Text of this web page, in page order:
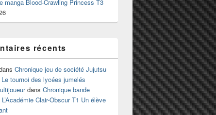
manga Blood-Crawling Princess T3
récents
Chronique jeu de société Jujutsu
tournoi des lycées jumelés
dans Chronique bande
Clair-Obscur T1 Un élève